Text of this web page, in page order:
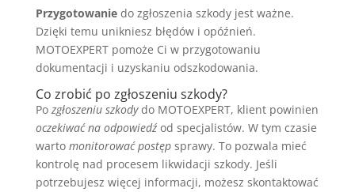
Przygotowaniedo zgłoszenia szkody jest ważne.
Dzięki temu unikniesz błędów i opóźnień.
MOTOEXPERT pomoże Ci w przygotowaniu
dokumentacji i uzyskaniu odszkodowania.
Co zrobić po zgłoszeniu szkody?
Po zgłoszeniu szkodydo MOTOEXPERT, klient powinien
oczekiwać na odpowiedźod specjalistów. W tym czasie
warto monitorować postępsprawy. To pozwala mieć
kontrolę nad procesem likwidacji szkody. Jeśli
potrzebujesz więcej informacji, możesz skontaktować